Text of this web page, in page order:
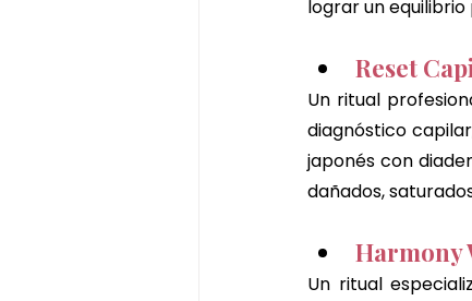
lograr un
Reset
Un ritual
diagnóstico
japonés con
dañados,
Harmony
Un ritual